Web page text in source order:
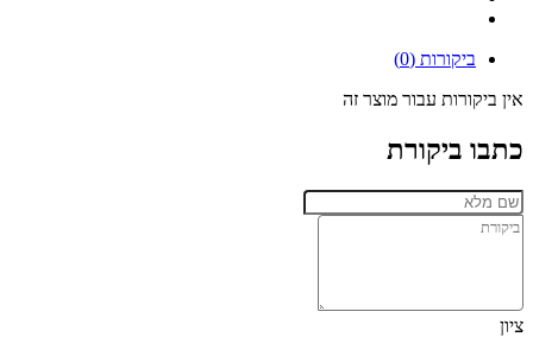
ביקורות (0)
אין ביקורות עבור מוצר זה
כתבו ביקורת
ציון